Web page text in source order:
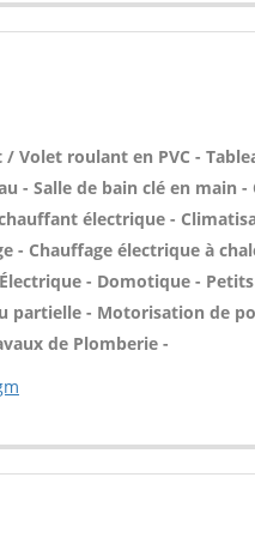
Volet roulant en PVC -
- Salle de bain clé en main
électrique -
- Chauffage électrique à
- Domotique -
partielle - Motorisation de
de Plomberie -